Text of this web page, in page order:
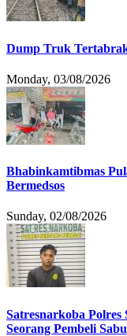
Dump Truk
Monday, 03/08/2026
Bhabinkamtibmas
Bermedsos
Sunday, 02/08/2026
Satresnarkoba Polres
Seorang Pembeli